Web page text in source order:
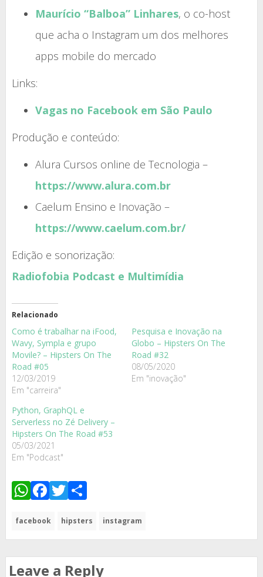
Maurício “Balboa” Linhares, o co-host
que acha o Instagram um dos melhores
apps mobile do mercado
Links:
Vagas no Facebook em São Paulo
Produção e conteúdo:
Alura Cursos online de Tecnologia –
https://www.alura.com.br
Caelum Ensino e Inovação –
https://www.caelum.com.br/
Edição e sonorização:
Radiofobia Podcast e Multimídia
Relacionado
Como é trabalhar na iFood,
Wavy, Sympla e grupo
Movile? – Hipsters On The
Road #05
12/03/2019
Em "carreira"
Pesquisa e Inovação na
Globo – Hipsters On The
Road #32
08/05/2020
Em "inovação"
Python, GraphQL e
Serverless no Zé Delivery –
Hipsters On The Road #53
05/03/2021
Em "Podcast"
WhatsApp
Facebook
Twitter
facebook hipsters instagram
Leave a Reply